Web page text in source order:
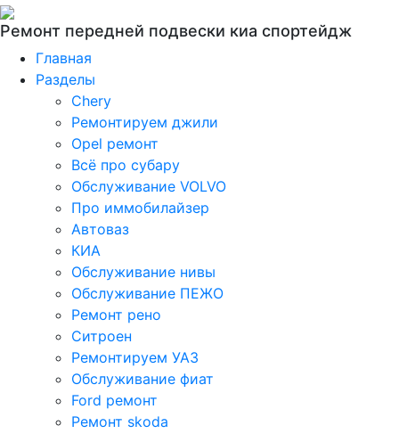
Ремонт передней подвески киа спортейдж
Главная
Разделы
Chery
Ремонтируем джили
Opel ремонт
Всё про субару
Обслуживание VOLVO
Про иммобилайзер
Автоваз
КИА
Обслуживание нивы
Обслуживание ПЕЖО
Ремонт рено
Ситроен
Ремонтируем УАЗ
Обслуживание фиат
Ford ремонт
Ремонт skoda